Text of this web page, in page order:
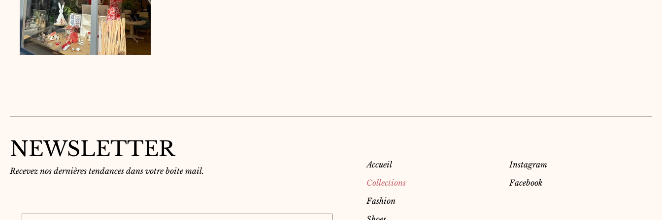
NEWSLETTER
Recevez nos dernières tendances dans votre boite mail.
Accueil
Collections
Fashion
Instagram
Facebook